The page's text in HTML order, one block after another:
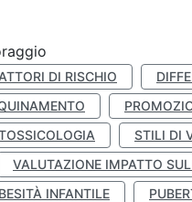
DI RISCHIO
STILI DI
VALUTAZIONE IMPATTO
INFANTILE